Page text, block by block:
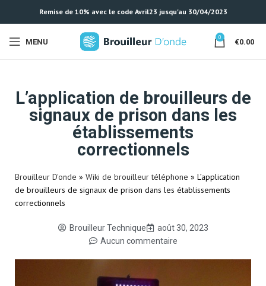
Remise de 10% avec le code Avril23 jusqu'au 30/04/2023
MENU 0 €0.00
L’application de brouilleurs de
signaux de prison dans les
établissements
correctionnels
Brouilleur D'onde » Wiki de brouilleur téléphone » L’application
de brouilleurs de signaux de prison dans les établissements
correctionnels
Brouilleur Technique
août 30, 2023
Aucun commentaire